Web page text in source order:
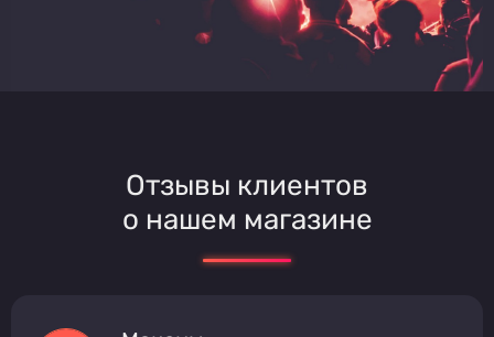
Отзывы клиентов
о нашем магазине